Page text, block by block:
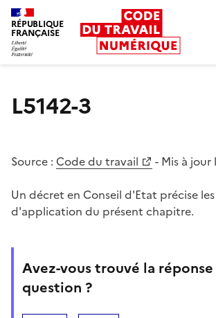
RÉPUBLIQUE
FRANÇAISE
L5142-3
Source : Code du travail - Mis à jour
Un décret en Conseil d'Etat précise
d'application du présent chapitre.
Avez-vous trouvé la
question ?